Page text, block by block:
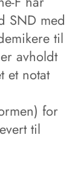
SND med
til
avholdt
et notat
for
til